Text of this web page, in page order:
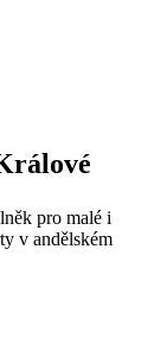
pro malé i
v andělském